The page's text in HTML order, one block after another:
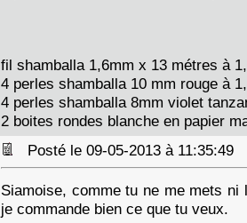
fil shamballa 1,6mm x 13 métres à
4 perles shamballa 10 mm rouge à
4 perles shamballa 8mm violet
2 boites rondes blanche en papier
Posté le 09-05-2013 à 11:35:49
Siamoise, comme tu ne me mets
je commande bien ce que tu veux.